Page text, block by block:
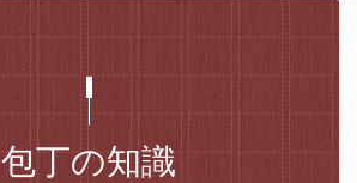
包丁の知識